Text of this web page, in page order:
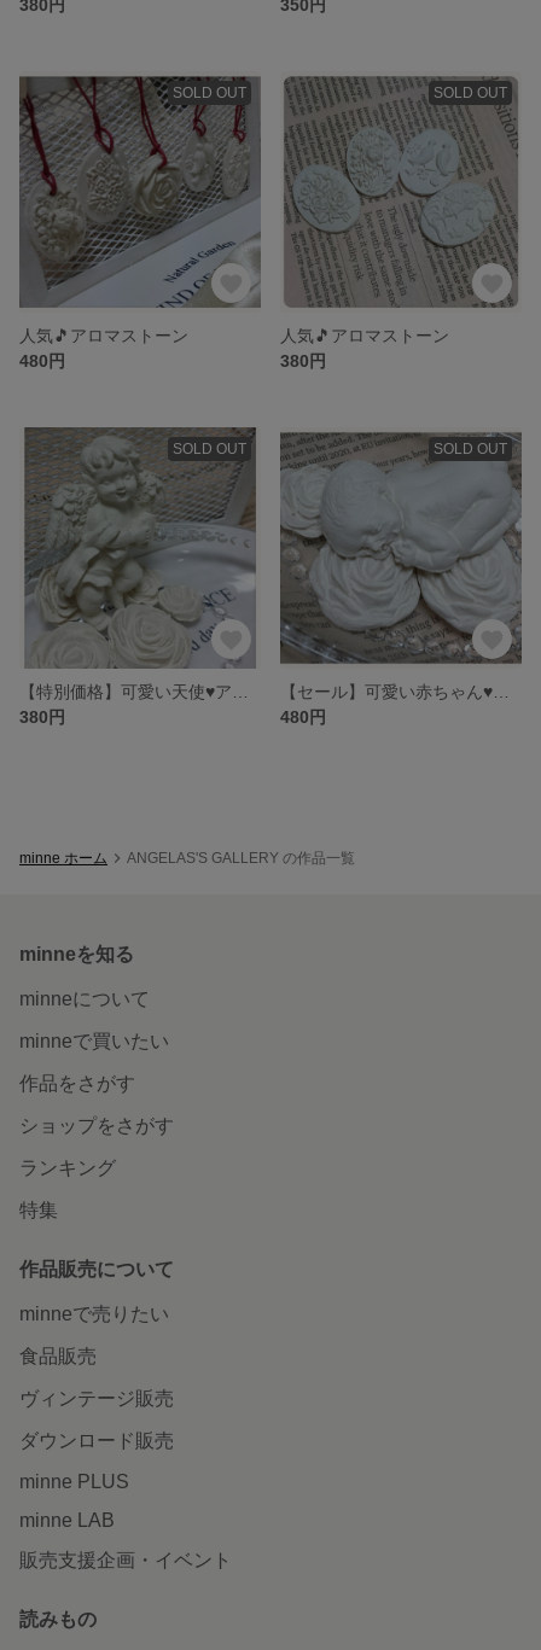
380円 350円
SOLD OUT
人気🎵アロマストーン
480円
SOLD OUT
人気🎵アロマストーン
380円
SOLD OUT
380円
SOLD OUT
480円
minne ホーム ANGELAS'S GALLERY の作品一覧
minneを知る
minneについて
minneで買いたい
作品をさがす
ショップをさがす
ランキング
特集
作品販売について
minneで売りたい
食品販売
ヴィンテージ販売
ダウンロード販売
minne PLUS
minne LAB
販売支援企画・イベント
読みもの